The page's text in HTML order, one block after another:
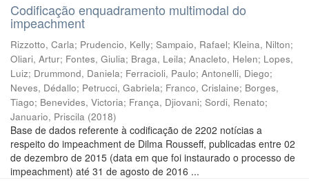
Codificação enquadramento multimodal do
impeachment
Rizzotto, Carla; Prudencio, Kelly; Sampaio, Rafael; Kleina, Nilton;
Oliari, Artur; Fontes, Giulia; Braga, Leila; Anacleto, Helen; Lopes,
Luiz; Drummond, Daniela; Ferracioli, Paulo; Antonelli, Diego;
Neves, Dédallo; Petrucci, Gabriela; Franco, Crislaine; Borges,
Tiago; Benevides, Victoria; França, Djiovani; Sordi, Renato;
Januario, Priscila (2018)
Base de dados referente à codificação de 2202 notícias a
respeito do impeachment de Dilma Rousseff, publicadas entre 02
de dezembro de 2015 (data em que foi instaurado o processo de
impeachment) até 31 de agosto de 2016 ...